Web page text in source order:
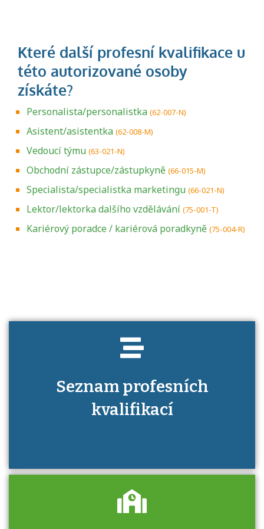
Personalista/personalistka (62-007-N)
Asistent/asistentka (62-008-M)
Vedoucí týmu (63-021-N)
Obchodní zástupce/zástupkyně (66-015-M)
Specialista/specialistka marketingu (66-021-N)
Lektor/lektorka dalšího vzdělávání (75-001-T)
Kariérový poradce / kariérová poradkyně (75-004-R)
Seznam profesních
kvalifikací
Projděte si seznam profesních kvalifikací.